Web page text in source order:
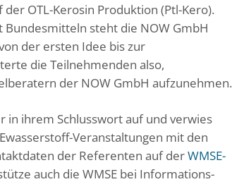
OTL-Kerosin Produktion (Ptl-Kero).
steht die NOW GmbH
der ersten Idee bis zur
die Teilnehmenden also,
der NOW GmbH aufzunehmen.
in ihrem Schlusswort auf und verwies
Veranstaltungen mit den
der Referenten auf derWMSE-
auch die WMSE bei Informations-